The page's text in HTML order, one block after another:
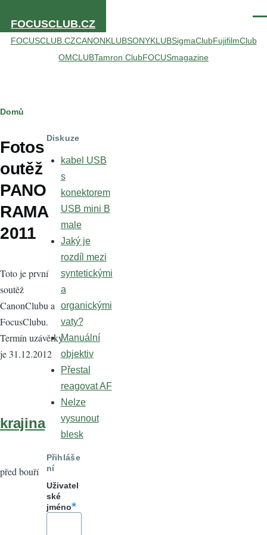
FOCUSCLUB.CZ
FOCUSCLUB.CZCANONKLUBSONYKLUBSigmaClubFujifilmClub
OMCLUBTamron ClubFOCUSmagazine
Drobečková
navigace
Domů
Fotos
outěž
PANO
RAMA
2011
Toto je první
soutěž
CanonClubu a
FocusClubu.
Termín uzávěrky
je 31.12.2012
krajina
před bouří
Diskuze
kabel USB
s
konektorem
USB mini B
male
Jaký je
rozdíl mezi
syntetickými
a
organickými
vaty?
Manuální
objektiv
Přestal
reagovat AF
Nelze
vysunout
blesk
Přihláše
ní
Uživatel
ské
jméno